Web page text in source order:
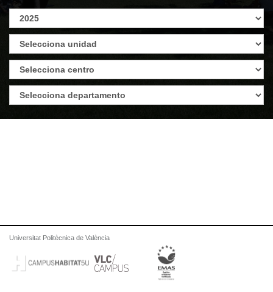
Universitat Politècnica de València